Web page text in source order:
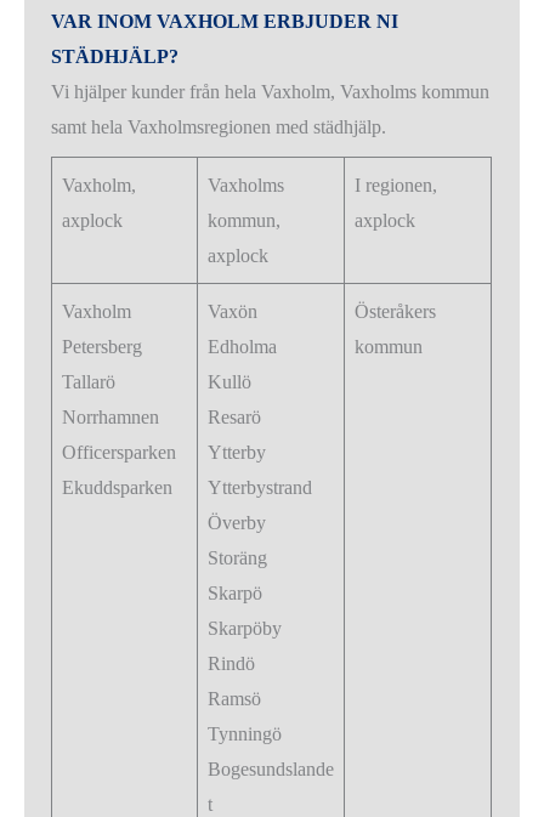
VAR INOM VAXHOLM ERBJUDER NI
STÄDHJÄLP?
Vi hjälper kunder från hela Vaxholm, Vaxholms kommun
samt hela Vaxholmsregionen med städhjälp.
Vaxholm,
axplock
Vaxholms
kommun,
axplock
I regionen,
axplock
Vaxholm
Petersberg
Tallarö
Norrhamnen
Officersparken
Ekuddsparken
Vaxön
Edholma
Kullö
Resarö
Ytterby
Ytterbystrand
Överby
Storäng
Skarpö
Skarpöby
Rindö
Ramsö
Tynningö
Bogesundslande
t
Österåkers
kommun